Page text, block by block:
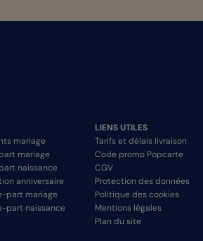
mariage
mariage
naissance
anniversaire
part mariage
part naissance
LIENS UTILES
Tarifs et délais livraison
Code promo Popcarte
CGV
Protection des données
Politique des cookies
Mentions légales
Plan du site